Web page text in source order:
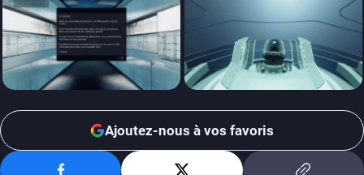
Ajoutez-nous à vos favoris